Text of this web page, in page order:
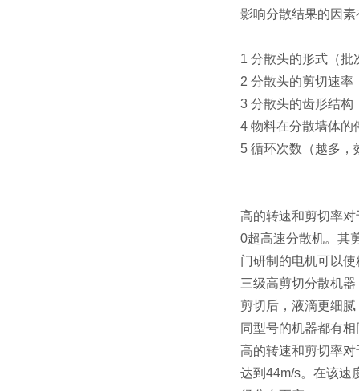
影响分散结果的因
1 分散头的形式（批
2 分散头的剪切速率
3 分散头的齿形结构
4 物料在分散墙体的
5 循环次数（越多，
高的转速和剪切率
0超高速分散机。其
门研制的电机可以
三级高剪切分散机
剪切后，液滴更细
同型号的机器都有
高的转速和剪切率
达到 44m/s。在该速